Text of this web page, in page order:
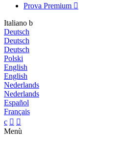
Prova Premium 
Italiano b
Deutsch
Deutsch
Deutsch
Polski
English
English
Nederlands
Nederlands
Español
Français
c  
Menù